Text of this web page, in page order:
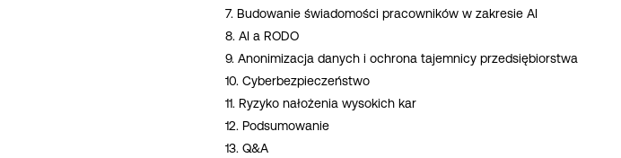
7. Budowanie świadomości pracowników w zakresie AI
8. AI a RODO
9. Anonimizacja danych i ochrona tajemnicy przedsiębiorstwa
10. Cyberbezpieczeństwo
11. Ryzyko nałożenia wysokich kar
12. Podsumowanie
13. Q&A